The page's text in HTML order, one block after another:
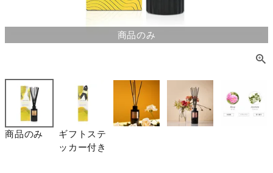
商品のみ
商品のみ
ギフトステ
ッカー付き